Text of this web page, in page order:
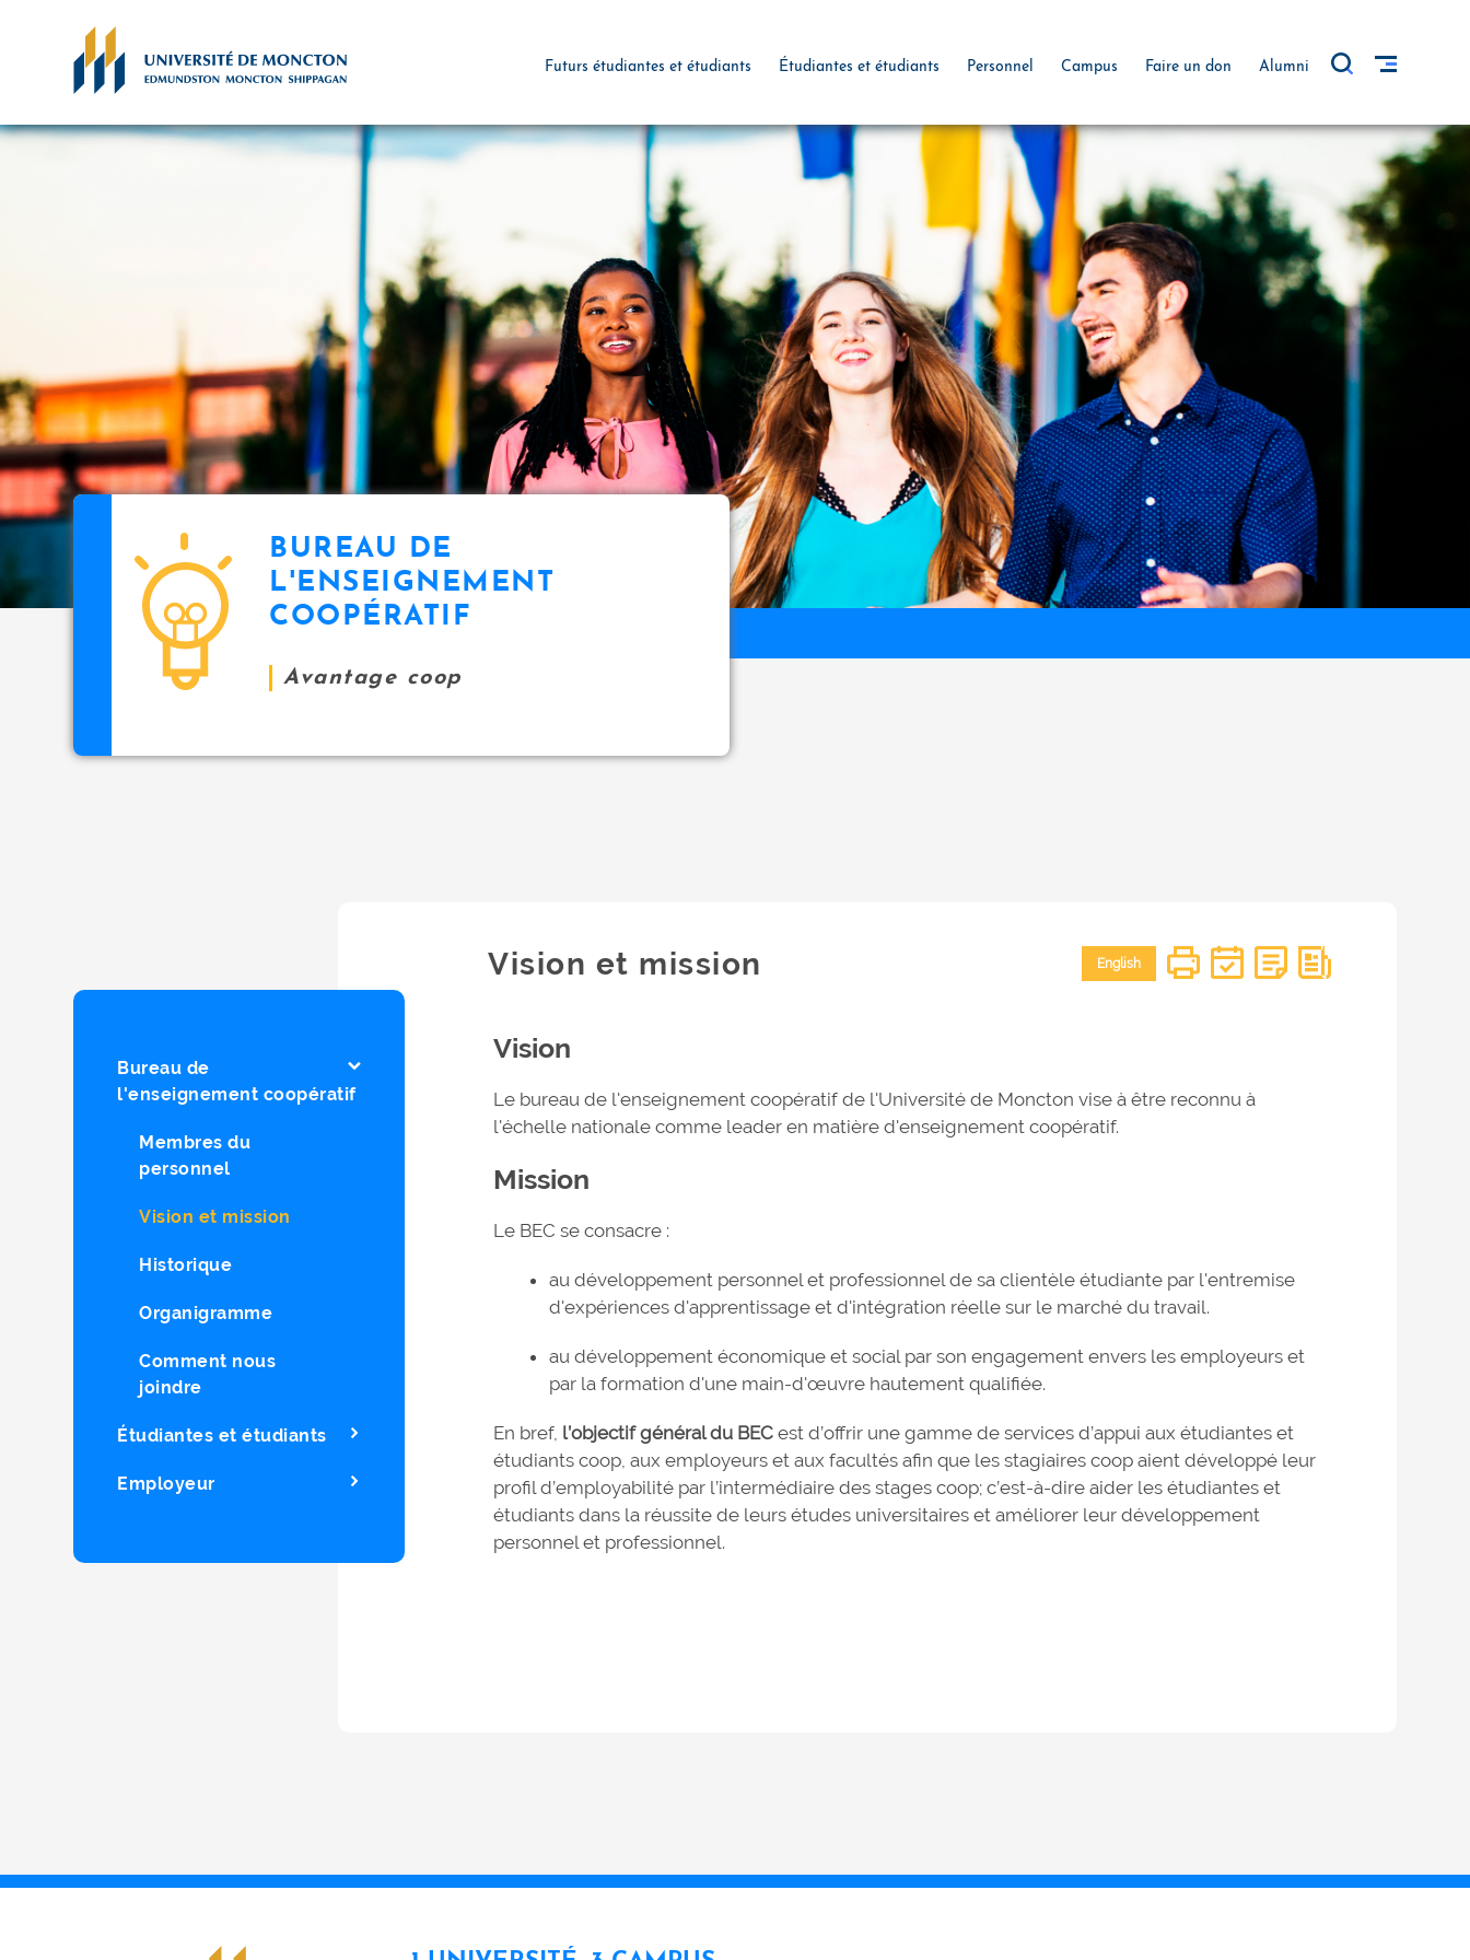
Futurs étudiantes et étudiants Étudiantes et étudiants Personnel Campus Faire un don Alumni
BUREAU DE
L'ENSEIGNEMENT
COOPÉRATIF
Avantage coop
Bureau de
l'enseignement coopératif
Membres du
personnel
Vision et mission
Historique
Organigramme
Comment nous
joindre
Étudiantes et étudiants
Employeur
English
Vision et mission
Vision
Le bureau de l'enseignement coopératif de l'Université de Moncton vise à être reconnu à
l'échelle nationale comme leader en matière d'enseignement coopératif.
Mission
Le BEC se consacre :
au développement personnel et professionnel de sa clientèle étudiante par l'entremise
d'expériences d'apprentissage et d'intégration réelle sur le marché du travail.
au développement économique et social par son engagement envers les employeurs et
par la formation d'une main-d'œuvre hautement qualifiée.
En bref, l’objectif général du BECest d’offrir une gamme de services d’appui aux étudiantes et
étudiants coop, aux employeurs et aux facultés afin que les stagiaires coop aient développé leur
profil d’employabilité par l’intermédiaire des stages coop; c’est-à-dire aider les étudiantes et
étudiants dans la réussite de leurs études universitaires et améliorer leur développement
personnel et professionnel.